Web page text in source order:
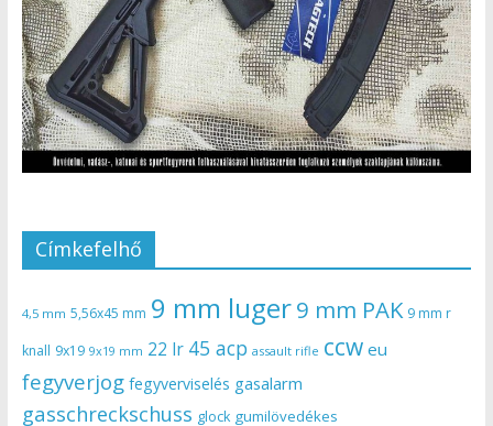
Címkefelhő
4,5 mm 5,56x45 mm 9 mm luger9 mm PAK 9 mm r
knall 9x19 9x19 mm 22 lr 45 acp assault rifle ccw eu
fegyverjog fegyverviselés gasalarm
gasschreckschuss glock gumilövedékes